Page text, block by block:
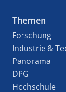
Themen
Forschung
Industrie &
Panorama
DPG
Hochschule